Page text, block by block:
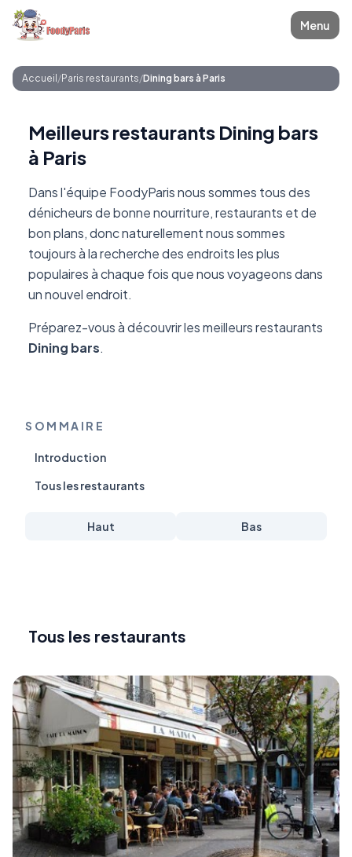
Menu
Accueil /Paris restaurants/Dining bars à Paris
Meilleurs restaurants Dining bars
à Paris
Dans l'équipe FoodyParis nous sommes tous des
dénicheurs de bonne nourriture, restaurants et de
bon plans, donc naturellement nous sommes
toujours à la recherche des endroits les plus
populaires à chaque fois que nous voyageons dans
un nouvel endroit.
Préparez-vous à découvrir les meilleurs restaurants
Dining bars.
SOMMAIRE
Introduction
Tous les restaurants
Haut Bas
Tous les restaurants